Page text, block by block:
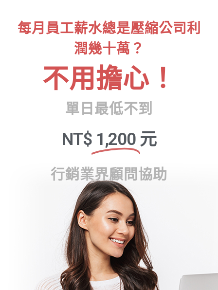
每月員工薪水總是壓縮公司利
潤幾十萬？
不用擔心！
單日最低不到
NT$ 1,200 元
行銷業界顧問協助